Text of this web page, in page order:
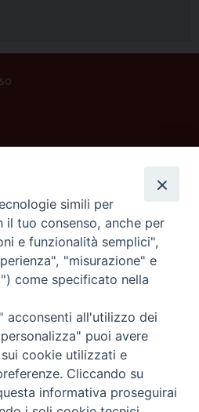
simili per
il tuo consenso, anche per
e funzionalità semplici",
"misurazione" e
come specificato nella
acconsenti all'utilizzo dei
puoi avere
cookie utilizzati e
Cliccando su
informativa proseguirai